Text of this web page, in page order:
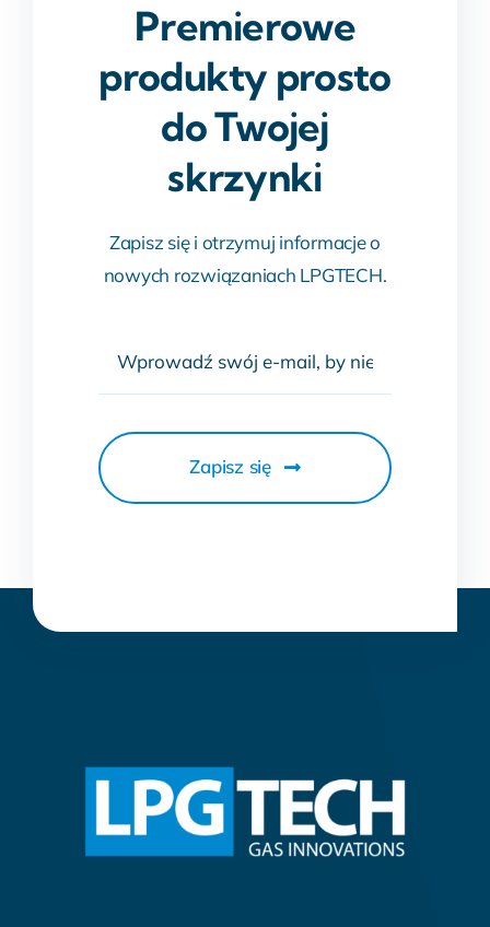
Premierowe
produkty prosto
do Twojej
skrzynki
Zapisz się i otrzymuj informacje o
nowych rozwiązaniach LPGTECH.
Zapisz się